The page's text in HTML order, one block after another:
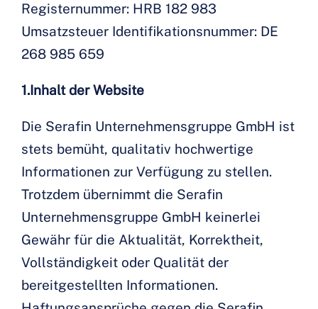
Registernummer: HRB 182 983
Umsatzsteuer Identifikationsnummer: DE
268 985 659
1.Inhalt der Website
Die Serafin Unternehmensgruppe GmbH ist
stets bemüht, qualitativ hochwertige
Informationen zur Verfügung zu stellen.
Trotzdem übernimmt die Serafin
Unternehmensgruppe GmbH keinerlei
Gewähr für die Aktualität, Korrektheit,
Vollständigkeit oder Qualität der
bereitgestellten Informationen.